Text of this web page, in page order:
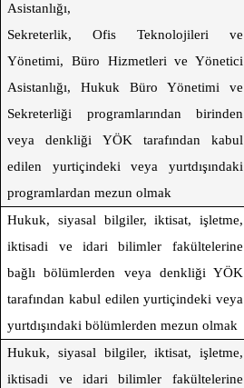
Asistanlığı,
Sekreterlik, Ofis Teknolojileri ve
Yönetimi, Büro Hizmetleri ve Yönetici
Asistanlığı, Hukuk Büro Yönetimi ve
Sekreterliği programlarından birinden
veya denkliği YÖK tarafından kabul
edilen yurtiçindeki veya yurtdışındaki
programlardan mezun olmak
Hukuk, siyasal bilgiler, iktisat, işletme,
iktisadi ve idari bilimler fakültelerine
bağlı bölümlerden veya denkliği YÖK
tarafından kabul edilen yurtiçindeki veya
yurtdışındaki bölümlerden mezun olmak
Hukuk, siyasal bilgiler, iktisat, işletme,
iktisadi ve idari bilimler fakültelerine